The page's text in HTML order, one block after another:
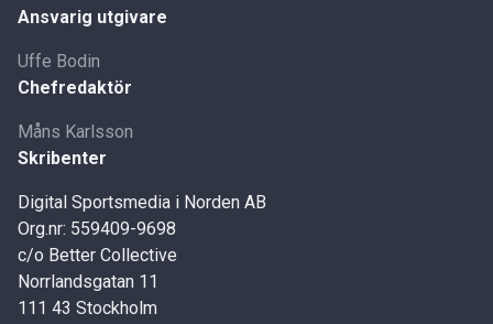
Ansvarig utgivare
Uffe Bodin
Chefredaktör
Måns Karlsson
Skribenter
Digital Sportsmedia i Norden AB
Org.nr: 559409-9698
c/o Better Collective
Norrlandsgatan 11
111 43 Stockholm